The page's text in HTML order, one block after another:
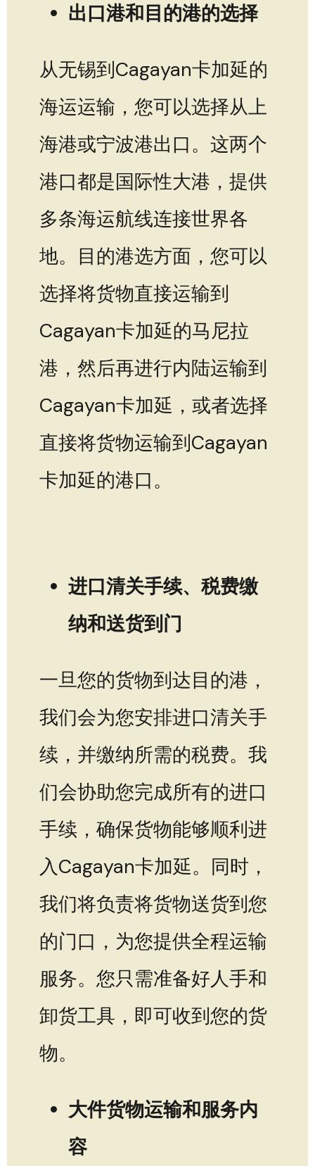
出口港和目的港的选择
从无锡到Cagayan卡加延的
海运运输，您可以选择从上
海港或宁波港出口。这两个
港口都是国际性大港，提供
多条海运航线连接世界各
地。目的港选方面，您可以
选择将货物直接运输到
Cagayan卡加延的马尼拉
港，然后再进行内陆运输到
Cagayan卡加延，或者选择
直接将货物运输到Cagayan
卡加延的港口。
进口清关手续、税费缴
纳和送货到门
一旦您的货物到达目的港，
我们会为您安排进口清关手
续，并缴纳所需的税费。我
们会协助您完成所有的进口
手续，确保货物能够顺利进
入Cagayan卡加延。同时，
我们将负责将货物送货到您
的门口，为您提供全程运输
服务。您只需准备好人手和
卸货工具，即可收到您的货
物。
大件货物运输和服务内
容